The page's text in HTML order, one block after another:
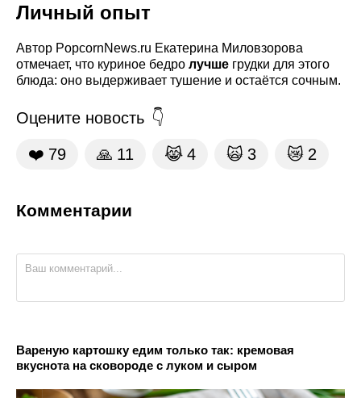
Личный опыт
Автор PopcornNews.ru Екатерина Миловзорова
отмечает, что куриное бедро лучше грудки для этого
блюда: оно выдерживает тушение и остаётся сочным.
Оцените новость
❤️ 79 🙏 11 😹 4 🙀 3 😿 2
Комментарии
Вареную картошку едим только так: кремовая
вкуснота на сковороде с луком и сыром